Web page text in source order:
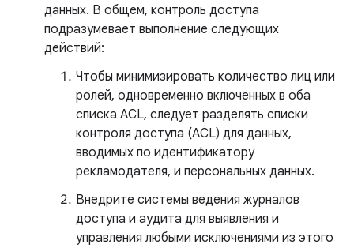
данных. В общем, контроль доступа
подразумевает выполнение следующих
действий:
Чтобы минимизировать количество лиц или
ролей, одновременно включенных в оба
списка ACL, следует разделять списки
контроля доступа (ACL) для данных,
вводимых по идентификатору
рекламодателя, и персональных данных.
Внедрите системы ведения журналов
доступа и аудита для выявления и
управления любыми исключениями из этого